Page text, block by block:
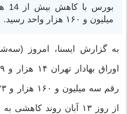
میلیون و ۱۶۰ هزار واحد رسید.
به گزارش ایسنا، امروز
از روز ۱۳ آبان روند